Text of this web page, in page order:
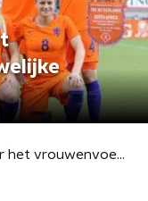
Een grote stap voor het vrouwenvoetbal: Vrouwelijke voetbalplaatjes!